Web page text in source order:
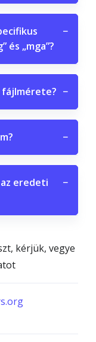
és „mga”?
−
fájlmérete? −
−
az eredeti
−
kérjük, vegye